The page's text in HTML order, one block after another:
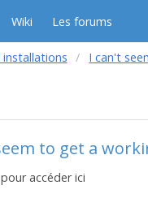
Wiki Les forums
installations I can't
to get a
accéder ici